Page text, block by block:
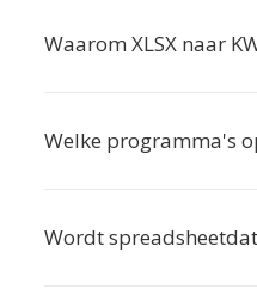
Waarom XLSX naar
Welke programma's
Wordt